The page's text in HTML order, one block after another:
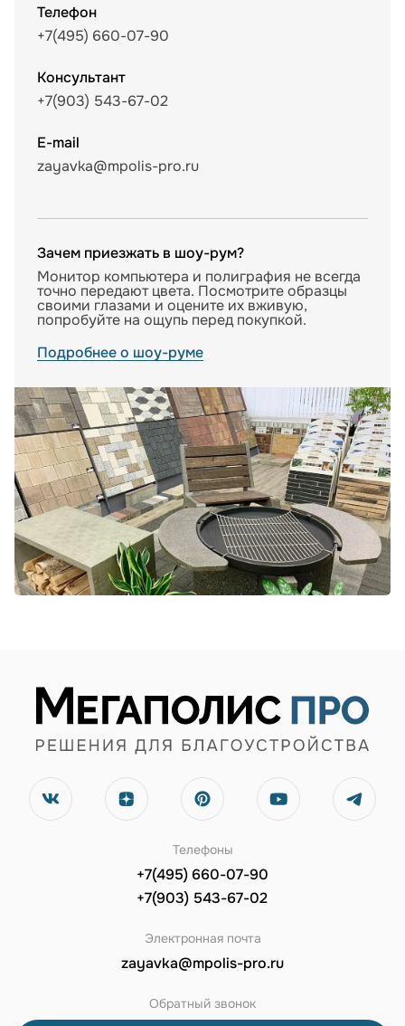
Телефон
+7(495) 660-07-90
Консультант
+7(903) 543-67-02
E-mail
zayavka@mpolis-pro.ru
Зачем приезжать в шоу-рум?
Монитор компьютера и полиграфия не всегда
точно передают цвета. Посмотрите образцы
своими глазами и оцените их вживую,
попробуйте на ощупь перед покупкой.
Подробнее о шоу-руме
Телефоны
+7(495) 660-07-90
+7(903) 543-67-02
Электронная почта
zayavka@mpolis-pro.ru
Обратный звонок